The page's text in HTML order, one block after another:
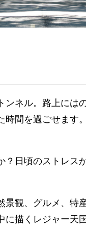
ンネル。路上に
時間を過ごせま
？日頃のストレ
景観、グルメ、
描くレジャー天